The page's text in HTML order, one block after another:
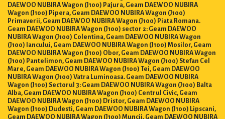
DAEWOO NUBIRA Wagon (J100) Pajura, Geam DAEWOO NUBIRA
Wagon (J100) Pipera, Geam DAEWOO NUBIRA Wagon (J100)
Primaverii, Geam DAEWOO NUBIRA Wagon (J100) Piata Romana.
Geam DAEWOO NUBIRA Wagon (J100) sector 2: Geam DAEWOO
NUBIRA Wagon (J100) Colentina, Geam DAEWOO NUBIRA Wagon
(J100) Iancului, Geam DAEWOO NUBIRA Wagon (J100) Mosilor, Geam
DAEWOO NUBIRA Wagon (J100) Obor, Geam DAEWOO NUBIRA Wagon
(J100) Pantelimon, Geam DAEWOO NUBIRA Wagon (J100) Stefan Cel
Mare, Geam DAEWOO NUBIRA Wagon (J100) Tei, Geam DAEWOO
NUBIRA Wagon (J100) Vatra Luminoasa. Geam DAEWOO NUBIRA
Wagon (J100) Sectorul 3: Geam DAEWOO NUBIRA Wagon (J100) Balta
Alba, Geam DAEWOO NUBIRA Wagon (J100) Centrul Civic, Geam
DAEWOO NUBIRA Wagon (J100) Dristor, Geam DAEWOO NUBIRA
Wagon (J100) Dudesti, Geam DAEWOO NUBIRA Wagon (J100) Lipscani,
Geam DAEWOO NUBIRA Wagon (J100) Muncii, Geam DAEWOO NUBIRA